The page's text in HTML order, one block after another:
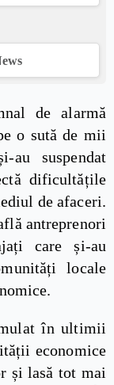
de alarmă
o sută de mii
suspendat
dificultățile
de afaceri.
antreprenori
care și-au
locale
în ultimii
economice
și lasă tot mai